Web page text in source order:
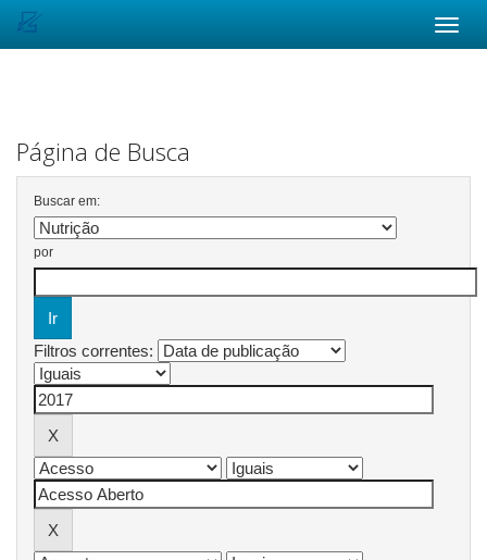
Página de Busca
Buscar em:
por
Filtros correntes: